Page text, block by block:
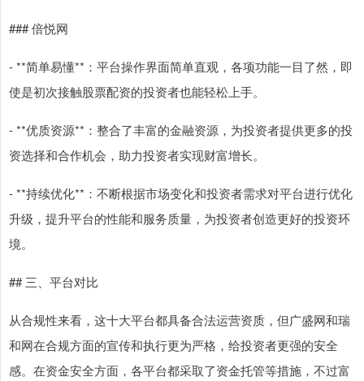
### 倍悦网
- **简单易懂**：平台操作界面简单直观，各项功能一目了然，即
使是初次接触股票配资的投资者也能轻松上手。
- **优质资源**：整合了丰富的金融资源，为投资者提供更多的投
资选择和合作机会，助力投资者实现财富增长。
- **持续优化**：不断根据市场变化和投资者需求对平台进行优化
升级，提升平台的性能和服务质量，为投资者创造更好的投资环
境。
## 三、平台对比
从合规性来看，这十大平台都具备合法运营资质，但广盛网和瑞
和网在合规方面的宣传和执行更为严格，给投资者更强的安全
感。在资金安全方面，各平台都采取了资金托管等措施，不过富